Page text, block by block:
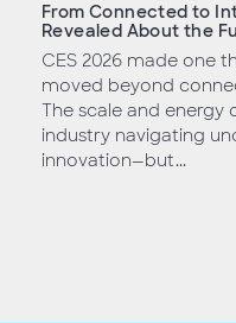
From Connected to
Revealed About the
CES 2026 made one
moved beyond
The scale and energy
industry navigating
innovation—but...